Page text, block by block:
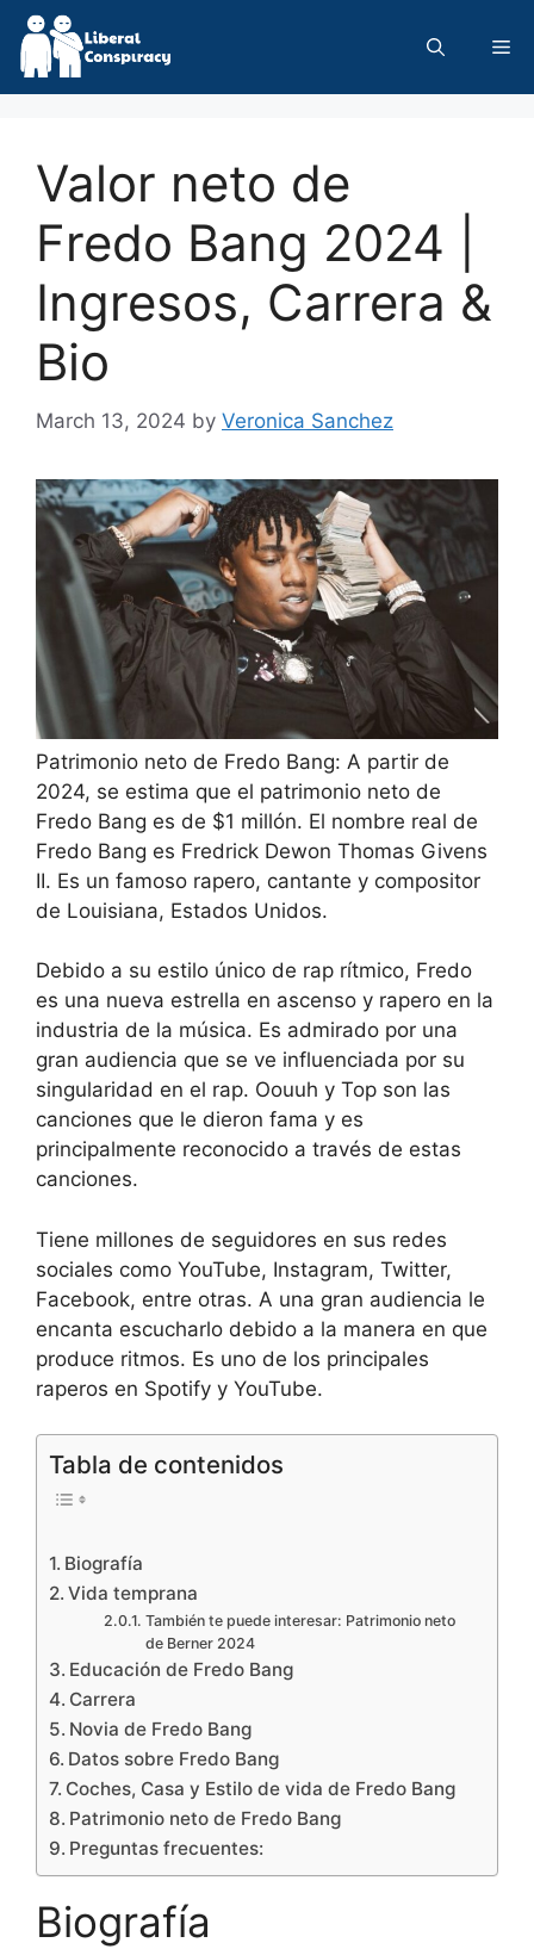
Skip
content
Valor neto de
Fredo Bang 2024 |
Ingresos, Carrera &
Bio
March 13, 2024 by Veronica Sanchez
Patrimonio neto de Fredo Bang: A partir de
2024, se estima que el patrimonio neto de
Fredo Bang es de $1 millón. El nombre real de
Fredo Bang es Fredrick Dewon Thomas Givens
II. Es un famoso rapero, cantante y compositor
de Louisiana, Estados Unidos.
Debido a su estilo único de rap rítmico, Fredo
es una nueva estrella en ascenso y rapero en la
industria de la música. Es admirado por una
gran audiencia que se ve influenciada por su
singularidad en el rap. Oouuh y Top son las
canciones que le dieron fama y es
principalmente reconocido a través de estas
canciones.
Tiene millones de seguidores en sus redes
sociales como YouTube, Instagram, Twitter,
Facebook, entre otras. A una gran audiencia le
encanta escucharlo debido a la manera en que
produce ritmos. Es uno de los principales
raperos en Spotify y YouTube.
Tabla de contenidos
Biografía
Vida temprana
También te puede interesar: Patrimonio neto
de Berner 2024
Educación de Fredo Bang
Carrera
Novia de Fredo Bang
Datos sobre Fredo Bang
Coches, Casa y Estilo de vida de Fredo Bang
Patrimonio neto de Fredo Bang
Preguntas frecuentes:
Biografía